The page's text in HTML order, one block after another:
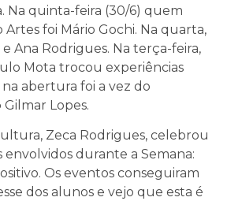
Na quinta-feira (30/6) quem
Artes foi Mário Gochi. Na quarta,
e Ana Rodrigues. Na terça-feira,
Mota trocou experiências
abertura foi a vez do
Lopes.
Zeca Rodrigues, celebrou
envolvidos durante a Semana:
Os eventos conseguiram
dos alunos e vejo que esta é